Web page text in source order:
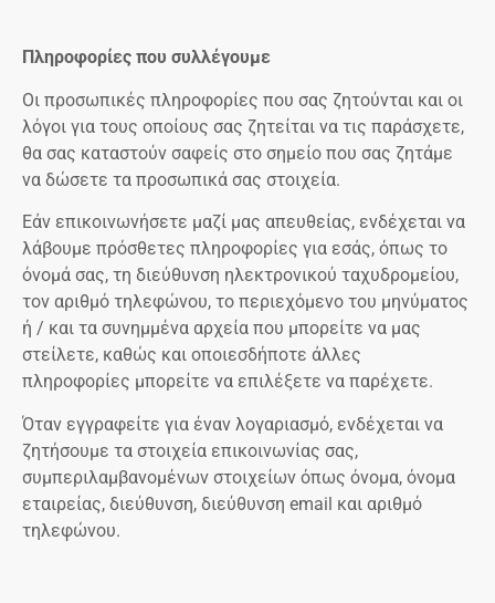
Πληροφορίες που συλλέγουμε
Οι προσωπικές πληροφορίες που σας ζητούνται και οι
λόγοι για τους οποίους σας ζητείται να τις παράσχετε,
θα σας καταστούν σαφείς στο σημείο που σας ζητάμε
να δώσετε τα προσωπικά σας στοιχεία.
Εάν επικοινωνήσετε μαζί μας απευθείας, ενδέχεται να
λάβουμε πρόσθετες πληροφορίες για εσάς, όπως το
όνομά σας, τη διεύθυνση ηλεκτρονικού ταχυδρομείου,
τον αριθμό τηλεφώνου, το περιεχόμενο του μηνύματος
ή / και τα συνημμένα αρχεία που μπορείτε να μας
στείλετε, καθώς και οποιεσδήποτε άλλες
πληροφορίες μπορείτε να επιλέξετε να παρέχετε.
Όταν εγγραφείτε για έναν λογαριασμό, ενδέχεται να
ζητήσουμε τα στοιχεία επικοινωνίας σας,
συμπεριλαμβανομένων στοιχείων όπως όνομα, όνομα
εταιρείας, διεύθυνση, διεύθυνση email και αριθμό
τηλεφώνου.